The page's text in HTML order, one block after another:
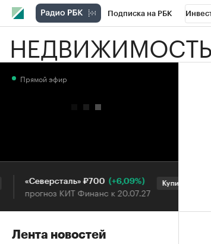
Подписка на РБК
РБК Вино Спорт
НЕДВИЖИМОСТЬ
Прямой эфир
«Северсталь» ₽700 (+6,09%)
прогноз КИТ Финанс к 20.07.27
Купить
Лента новостей